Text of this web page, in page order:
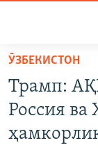
Вернуться
основному
содержанию
ПОДПИСКА
ӮЗБЕКИСТОН
Трамп:
Россия ва